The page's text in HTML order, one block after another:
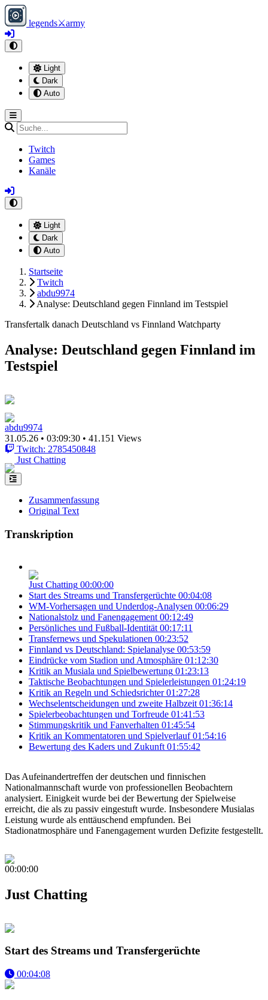
legends⚔army
Light
Dark
Auto
Twitch
Games
Kanäle
Light
Dark
Auto
Startseite
Twitch
abdu9974
Analyse: Deutschland gegen Finnland im Testspiel
Transfertalk danach Deutschland vs Finnland Watchparty
Analyse: Deutschland gegen Finnland im
Testspiel
abdu9974
31.05.26 • 03:09:30 • 41.151 Views
Twitch: 2785450848
Just Chatting
Zusammenfassung
Original Text
Transkription
Just Chatting 00:00:00
Start des Streams und Transfergerüchte 00:04:08
WM-Vorhersagen und Underdog-Analysen 00:06:29
Nationalstolz und Fanengagement 00:12:49
Persönliches und Fußball-Identität 00:17:11
Transfernews und Spekulationen 00:23:52
Finnland vs Deutschland: Spielanalyse 00:53:59
Eindrücke vom Stadion und Atmosphäre 01:12:30
Kritik an Musiala und Spielbewertung 01:23:13
Taktische Beobachtungen und Spielerleistungen 01:24:19
Kritik an Regeln und Schiedsrichter 01:27:28
Wechselentscheidungen und zweite Halbzeit 01:36:14
Spielerbeobachtungen und Torfreude 01:41:53
Stimmungskritik und Fanverhalten 01:45:54
Kritik an Kommentatoren und Spielverlauf 01:54:16
Bewertung des Kaders und Zukunft 01:55:42
Das Aufeinandertreffen der deutschen und finnischen
Nationalmannschaft wurde von professionellen Beobachtern
analysiert. Einigkeit wurde bei der Bewertung der Spielweise
erreicht, die als zu passiv eingestuft wurde. Insbesondere Musialas
Leistung wurde als enttäuschend empfunden. Bei
Stadionatmosphäre und Fanengagement wurden Defizite festgestellt.
00:00:00
Just Chatting
Start des Streams und Transfergerüchte
00:04:08